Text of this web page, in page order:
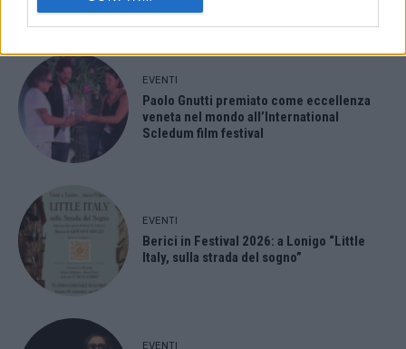
EVENTI
Paolo Gnutti premiato come eccellenza
veneta nel mondo all’International
Scledum film festival
EVENTI
Berici in Festival 2026: a Lonigo “Little
Italy, sulla strada del sogno”
EVENTI